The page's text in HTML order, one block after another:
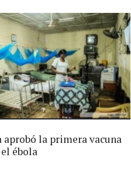
aprobó la primera vacuna
ébola